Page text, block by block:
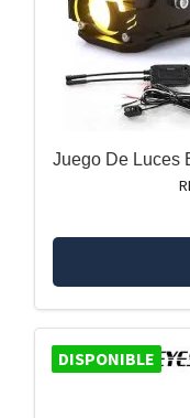
Juego De Luces
DISPONIBLE